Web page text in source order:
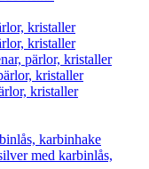
kristaller
kristaller
pärlor, kristaller
kristaller
kristaller
karbinhake
med karbinlås,